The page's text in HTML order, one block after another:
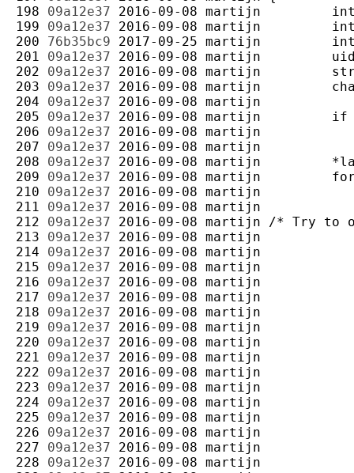
198 09a12e37 2016-09-08 martijn
199 09a12e37 2016-09-08 martijn
200 76b35bc9 2017-09-25 martijn
201 09a12e37 2016-09-08 martijn
202 09a12e37 2016-09-08 martijn
203 09a12e37 2016-09-08 martijn
204 09a12e37 2016-09-08 martijn
205 09a12e37 2016-09-08 martijn
206 09a12e37 2016-09-08 martijn
207 09a12e37 2016-09-08 martijn
208 09a12e37 2016-09-08 martijn
209 09a12e37 2016-09-08 martijn
210 09a12e37 2016-09-08 martijn
211 09a12e37 2016-09-08 martijn
212 09a12e37 2016-09-08 martijn
213 09a12e37 2016-09-08 martijn
214 09a12e37 2016-09-08 martijn
215 09a12e37 2016-09-08 martijn
216 09a12e37 2016-09-08 martijn
217 09a12e37 2016-09-08 martijn
218 09a12e37 2016-09-08 martijn
219 09a12e37 2016-09-08 martijn
220 09a12e37 2016-09-08 martijn
221 09a12e37 2016-09-08 martijn
222 09a12e37 2016-09-08 martijn
223 09a12e37 2016-09-08 martijn
224 09a12e37 2016-09-08 martijn
225 09a12e37 2016-09-08 martijn
226 09a12e37 2016-09-08 martijn
227 09a12e37 2016-09-08 martijn
228 09a12e37 2016-09-08 martijn